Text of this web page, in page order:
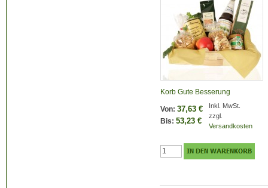
Korb Gute Besserung
Von: 37,63 €
Bis: 53,23 €
Inkl. MwSt.
zzgl.
Versandkosten